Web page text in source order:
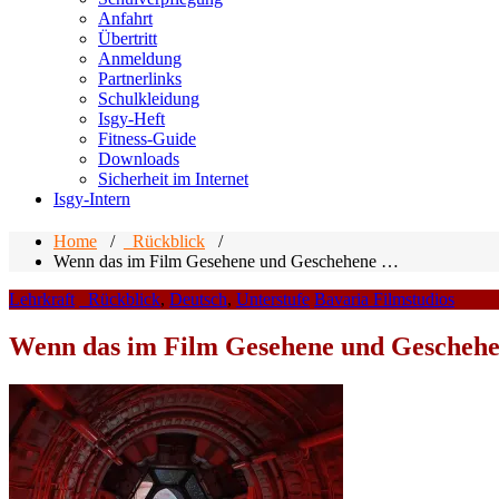
Anfahrt
Übertritt
Anmeldung
Partnerlinks
Schulkleidung
Isgy-Heft
Fitness-Guide
Downloads
Sicherheit im Internet
Isgy-Intern
Home / _Rückblick /
Wenn das im Film Gesehene und Geschehene …
Lehrkraft
_Rückblick, Deutsch, Unterstufe Bavaria Filmstudios
Wenn das im Film Gesehene und